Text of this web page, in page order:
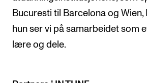
Bucuresti til Barcelona og Wien,
hun ser vi på samarbeidet som
lære og dele.